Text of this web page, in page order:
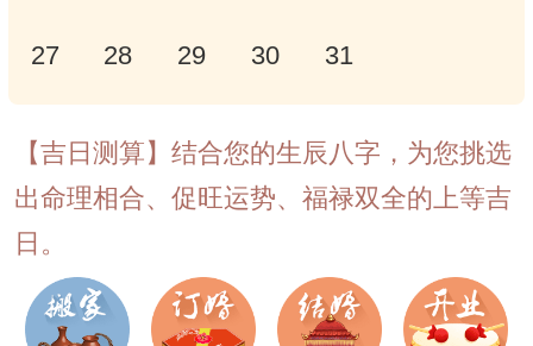
27 28 29 30 31
【吉日测算】结合您的生辰八字，为您挑选
出命理相合、促旺运势、福禄双全的上等吉
日。